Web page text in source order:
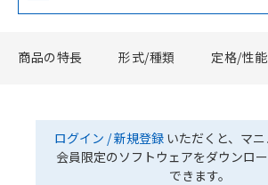
商品の特長 形式/種類 定格/性能
ログイン / 新規登録 いただくと、マ
会員限定のソフトウェアをダウンロ
できます。